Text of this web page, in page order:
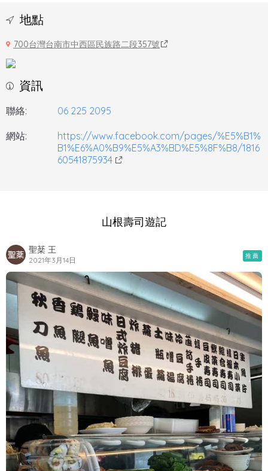
地點
700台灣台南市中西區民族路二段357號
資訊
聯絡: 06 225 2095
網站:
https://www.facebook.com/pages/%E5%B1%
B1%E6%A0%B9%E5%A3%BD%E5%8F%B8/1816
60541875934
山根壽司遊記
聖棻 王
2021年3月14日 推薦